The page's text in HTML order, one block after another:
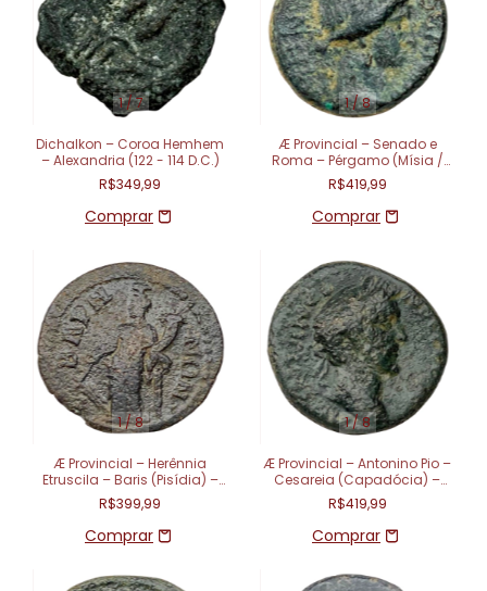
1/7
Dichalkon – Coroa Hemhem
– Alexandria (122 - 114 D.C.)
R$349,99
1/8
Æ Provincial – Senado e
Roma – Pérgamo (Mísia /
Ásia) – (40-60 d.C.)
R$419,99
1/8
Æ Provincial – Herênnia
Etruscila – Baris (Pisídia) –
(249-251 d.C.)
R$399,99
1/8
Æ Provincial – Antonino Pio –
Cesareia (Capadócia) –
Ano 22 – (138-161 d.C.)
R$419,99